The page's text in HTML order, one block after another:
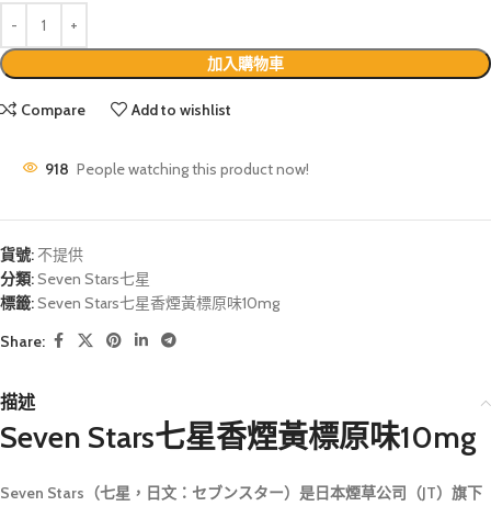
加入購物車
Compare Add to wishlist
918 People watching this product now!
貨號: 不提供
分類:Seven Stars七星
標籤:Seven Stars七星香煙黃標原味10mg
Share:
描述
Seven Stars七星香煙黃標原味10mg
Seven Stars（七星，日文：セブンスター）是日本煙草公司（JT）旗下